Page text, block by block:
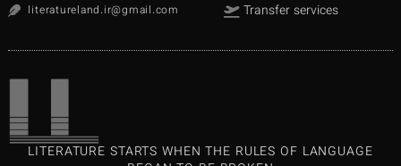
Transfer services
literatureland.ir@gmail.com
LITERATURE STARTS WHEN THE RULES OF LANGUAGE